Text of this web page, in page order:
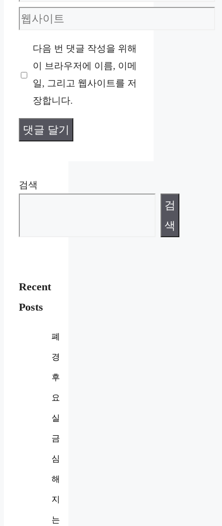
메
일
웹
사
다음 번 댓글 작성을 위해
이 브라우저에 이름, 이메
일, 그리고 웹사이트를 저
장합니다.
검색
검
색
Recent
Posts
폐
경
후
요
실
금
심
해
지
는